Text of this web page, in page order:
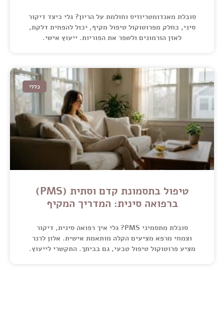
סובלת מאנדומטריוזיס וחולמת על הריון? גלי כיצד דיקור
סיני, כחלק מפרוטוקול טיפול מקיף, יכול להפחית דלקת,
לאזן הורמונים ולשפר את הפוריות. ייעוץ אישי.
כללי
טיפול בתסמונת קדם וסתית (PMS)
ברפואה סינית: המדריך המקיף
סובלת מתסמיני PMS? גלי איך רפואה סינית, דיקור
וצמחי מרפא מציעים הקלה מותאמת אישית. אלון לרנר
מציע פרוטוקול טיפול טבעי, גם בביתך. התקשרי לייעוץ.